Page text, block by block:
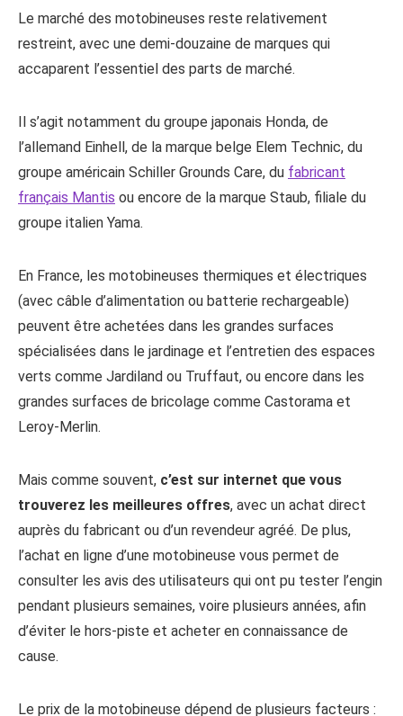
Le marché des motobineuses reste relativement
restreint, avec une demi-douzaine de marques qui
accaparent l’essentiel des parts de marché.
Il s’agit notamment du groupe japonais Honda, de
l’allemand Einhell, de la marque belge Elem Technic, du
groupe américain Schiller Grounds Care, du fabricant
français Mantis ou encore de la marque Staub, filiale du
groupe italien Yama.
En France, les motobineuses thermiques et électriques
(avec câble d’alimentation ou batterie rechargeable)
peuvent être achetées dans les grandes surfaces
spécialisées dans le jardinage et l’entretien des espaces
verts comme Jardiland ou Truffaut, ou encore dans les
grandes surfaces de bricolage comme Castorama et
Leroy-Merlin.
Mais comme souvent, c’est sur internet que vous
trouverez les meilleures offres, avec un achat direct
auprès du fabricant ou d’un revendeur agréé. De plus,
l’achat en ligne d’une motobineuse vous permet de
consulter les avis des utilisateurs qui ont pu tester l’engin
pendant plusieurs semaines, voire plusieurs années, afin
d’éviter le hors-piste et acheter en connaissance de
cause.
Le prix de la motobineuse dépend de plusieurs facteurs :